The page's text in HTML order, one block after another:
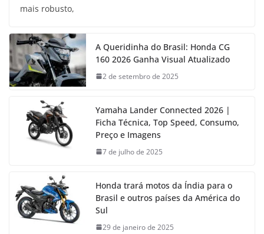
mais robusto,
A Queridinha do Brasil: Honda CG
160 2026 Ganha Visual Atualizado
2 de setembro de 2025
Yamaha Lander Connected 2026 |
Ficha Técnica, Top Speed, Consumo,
Preço e Imagens
7 de julho de 2025
Honda trará motos da Índia para o
Brasil e outros países da América do
Sul
29 de janeiro de 2025